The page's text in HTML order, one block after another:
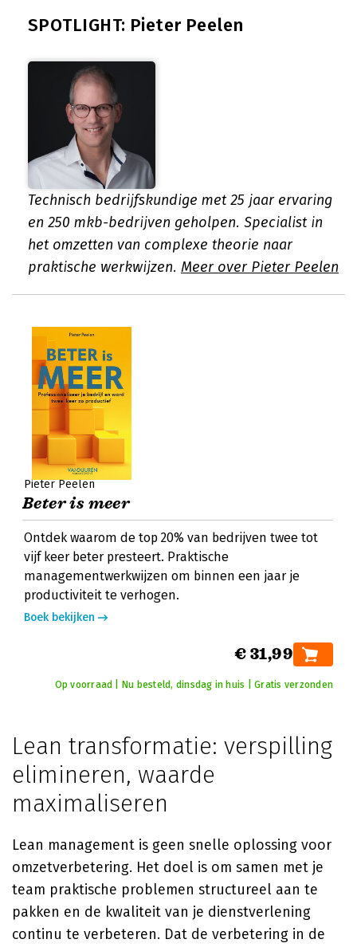
SPOTLIGHT: Pieter Peelen
Technisch bedrijfskundige met 25 jaar ervaring
en 250 mkb-bedrijven geholpen. Specialist in
het omzetten van complexe theorie naar
praktische werkwijzen. Meer over Pieter Peelen
Pieter Peelen
Beter is meer
Ontdek waarom de top 20% van bedrijven twee tot
vijf keer beter presteert. Praktische
managementwerkwijzen om binnen een jaar je
productiviteit te verhogen.
Boek bekijken
€ 31,99
Op voorraad | Nu besteld, dinsdag in huis | Gratis verzonden
Lean transformatie: verspilling
elimineren, waarde
maximaliseren
Lean management is geen snelle oplossing voor
omzetverbetering. Het doel is om samen met je
team praktische problemen structureel aan te
pakken en de kwaliteit van je dienstverlening
continu te verbeteren. Dat de verbetering in de